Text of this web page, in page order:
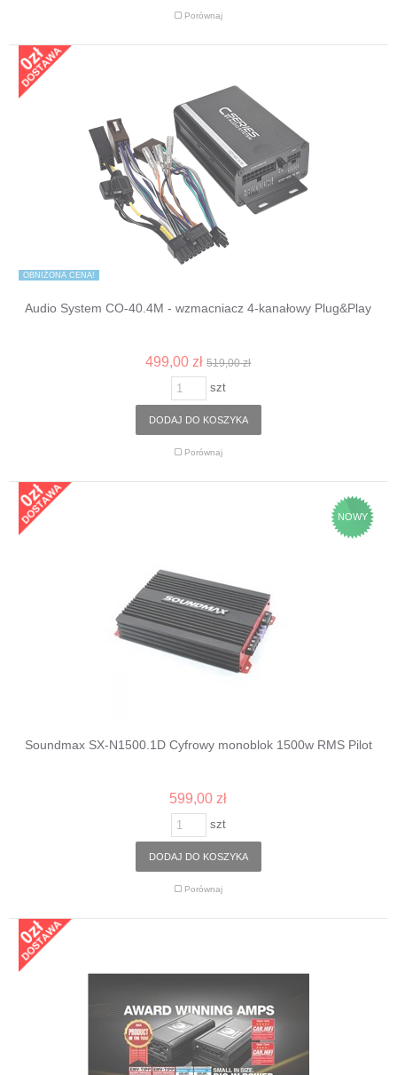
Porównaj
Audio System CO-40.4M - wzmacniacz 4-kanałowy Plug&Play
499,00 zł 519,00 zł
OBNIŻONA CENA!
szt
DODAJ DO KOSZYKA
Porównaj
NOWY
Soundmax SX-N1500.1D Cyfrowy monoblok 1500w RMS Pilot
599,00 zł
szt
DODAJ DO KOSZYKA
Porównaj